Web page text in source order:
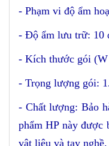
- Phạm vi độ ẩm
- Độ ẩm lưu trữ: 10
- Kích thước gói
- Trọng lượng gói:
- Chất lượng:Bảo
phẩm HP này được
vật liệu và tay nghề.